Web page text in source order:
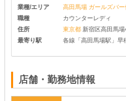
めさせて頂きます♪ ◆
業種/エリア
高田馬場 ガールズバー
職種
カウンターレディ
住所
東京都 新宿区高田馬
最寄り駅
各線「高田馬場駅」早
店舗・勤務地情報